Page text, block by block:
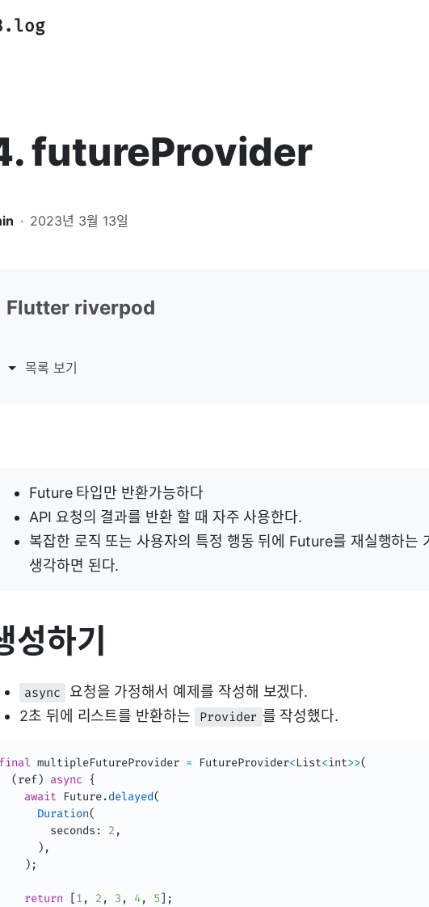
futureProvider
· 2023년 3월 13일
Flutter riverpod
목록 보기
Future 타입만 반환가능하다
API 요청의 결과를 반환 할 때 자주 사용한다.
복잡한 로직 또는 사용자의 특정 행동 뒤에 Future를 재실행하는
생각하면 된다.
성하기
async
요청을 가정해서 예제를 작성해 보겠다.
2초 뒤에 리스트를 반환하는
Provider 를 작성했다.
final multipleFutureProvider = FutureProvider<List<int>>(
(ref) async {
await Future.delayed(
Duration(
seconds
: 2 ,
) ,
) ;
return [1, 2 , 3 , 4, 5] ;